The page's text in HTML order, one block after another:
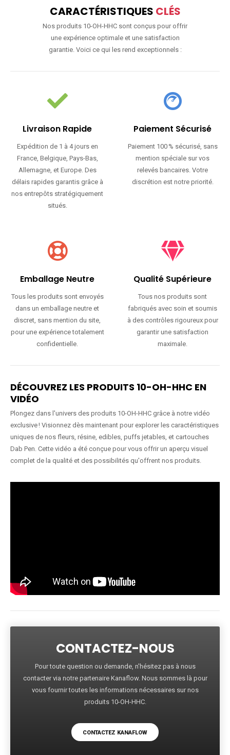
CARACTÉRISTIQUES CLÉS
Nos produits 10-OH-HHC sont conçus pour offrir
une expérience optimale et une satisfaction
garantie. Voici ce qui les rend exceptionnels :
Livraison Rapide
Expédition de 1 à 4 jours en
France, Belgique, Pays-Bas,
Allemagne, et Europe. Des
délais rapides garantis grâce à
nos entrepôts stratégiquement
situés.
Paiement Sécurisé
Paiement 100 % sécurisé, sans
mention spéciale sur vos
relevés bancaires. Votre
discrétion est notre priorité.
Emballage Neutre
Tous les produits sont envoyés
dans un emballage neutre et
discret, sans mention du site,
pour une expérience totalement
confidentielle.
Qualité Supérieure
Tous nos produits sont
fabriqués avec soin et soumis
à des contrôles rigoureux pour
garantir une satisfaction
maximale.
DÉCOUVREZ LES PRODUITS 10-OH-HHC EN
VIDÉO
Plongez dans l'univers des produits 10-OH-HHC grâce à notre vidéo
exclusive ! Visionnez dès maintenant pour explorer les caractéristiques
uniques de nos fleurs, résine, edibles, puffs jetables, et cartouches
Dab Pen. Cette vidéo a été conçue pour vous offrir un aperçu visuel
complet de la qualité et des possibilités qu'offrent nos produits.
CONTACTEZ-NOUS
Pour toute question ou demande, n'hésitez pas à nous
contacter via notre partenaire Kanaflow. Nous sommes là pour
vous fournir toutes les informations nécessaires sur nos
produits 10-OH-HHC.
CONTACTEZ KANAFLOW